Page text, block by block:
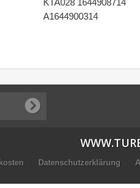
A1644900314
Datenschutzerklärung